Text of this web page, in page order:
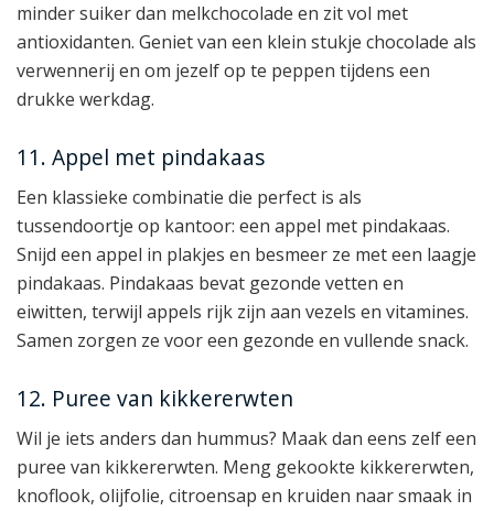
minder suiker dan melkchocolade en zit vol met
antioxidanten. Geniet van een klein stukje chocolade als
verwennerij en om jezelf op te peppen tijdens een
drukke werkdag.
11. Appel met pindakaas
Een klassieke combinatie die perfect is als
tussendoortje op kantoor: een appel met pindakaas.
Snijd een appel in plakjes en besmeer ze met een laagje
pindakaas. Pindakaas bevat gezonde vetten en
eiwitten, terwijl appels rijk zijn aan vezels en vitamines.
Samen zorgen ze voor een gezonde en vullende snack.
12. Puree van kikkererwten
Wil je iets anders dan hummus? Maak dan eens zelf een
puree van kikkererwten. Meng gekookte kikkererwten,
knoflook, olijfolie, citroensap en kruiden naar smaak in